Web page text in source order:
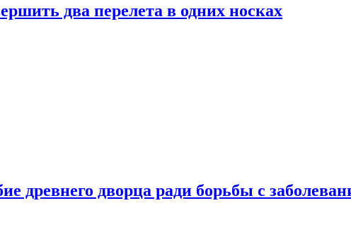
два перелета в одних носках
древнего дворца ради борьбы с